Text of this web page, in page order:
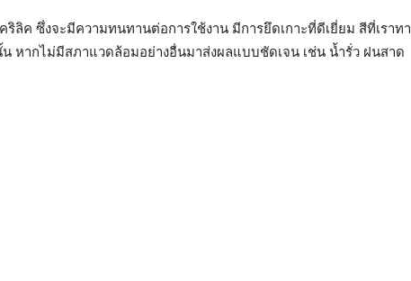
ริลิค ซึ่งจะมีความทนทานต่อการใช้งาน มีการยึดเกาะที่ดีเยี่ยม สีที่เราทา
น หากไม่มีสภาแวดล้อมอย่างอื่นมาส่งผลแบบชัดเจน เช่น น้ำรั่ว ฝนสาด